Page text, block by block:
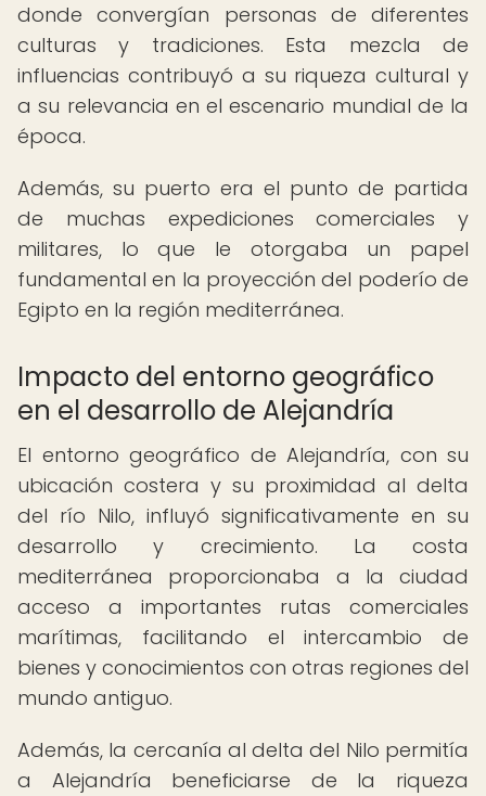
donde convergían personas de diferentes
culturas y tradiciones. Esta mezcla de
influencias contribuyó a su riqueza cultural y
a su relevancia en el escenario mundial de la
época.
Además, su puerto era el punto de partida
de muchas expediciones comerciales y
militares, lo que le otorgaba un papel
fundamental en la proyección del poderío de
Egipto en la región mediterránea.
Impacto del entorno geográfico
en el desarrollo de Alejandría
El entorno geográfico de Alejandría, con su
ubicación costera y su proximidad al delta
del río Nilo, influyó significativamente en su
desarrollo y crecimiento. La costa
mediterránea proporcionaba a la ciudad
acceso a importantes rutas comerciales
marítimas, facilitando el intercambio de
bienes y conocimientos con otras regiones del
mundo antiguo.
Además, la cercanía al delta del Nilo permitía
a Alejandría beneficiarse de la riqueza